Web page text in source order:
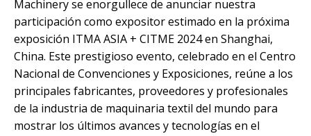
Machinery se enorgullece de anunciar nuestra
participación como expositor estimado en la próxima
exposición ITMA ASIA + CITME 2024 en Shanghai,
China. Este prestigioso evento, celebrado en el Centro
Nacional de Convenciones y Exposiciones, reúne a los
principales fabricantes, proveedores y profesionales
de la industria de maquinaria textil del mundo para
mostrar los últimos avances y tecnologías en el